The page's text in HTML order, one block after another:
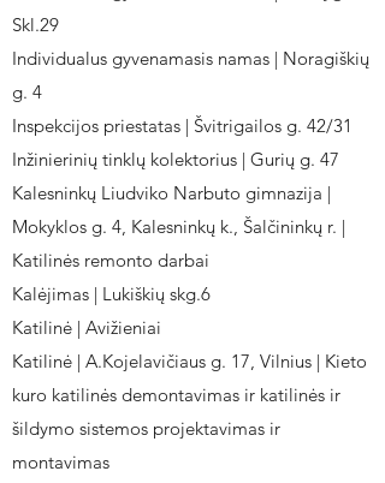
Skl.29
Individualus gyvenamasis namas | Noragiškių
g. 4
Inspekcijos priestatas | Švitrigailos g. 42/31
Inžinierinių tinklų kolektorius | Gurių g. 47
Kalesninkų Liudviko Narbuto gimnazija |
Mokyklos g. 4, Kalesninkų k., Šalčininkų r. |
Katilinės remonto darbai
Kalėjimas | Lukiškių skg.6
Katilinė | Avižieniai
Katilinė | A.Kojelavičiaus g. 17, Vilnius | Kieto
kuro katilinės demontavimas ir katilinės ir
šildymo sistemos projektavimas ir
montavimas